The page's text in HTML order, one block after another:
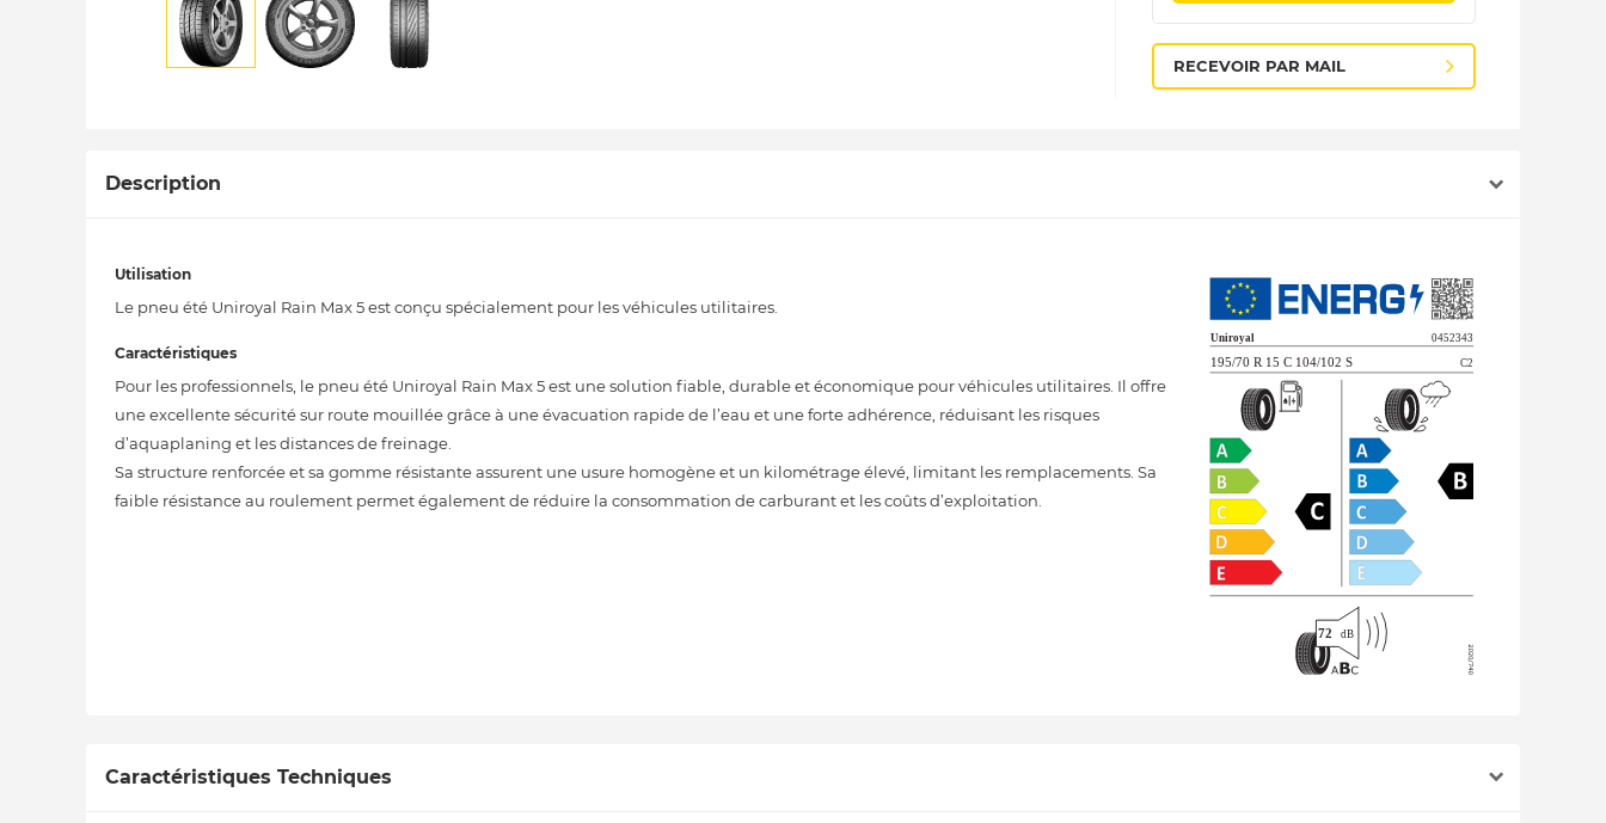
RECEVOIR PAR MAIL
Description
Utilisation
Le pneu été Uniroyal Rain Max 5 est conçu spécialement pour les véhicules utilitaires.
Caractéristiques
Pour les professionnels, le pneu été Uniroyal Rain Max 5 est une solution fiable, durable et économique pour véhicules utilitaires. Il offre
une excellente sécurité sur route mouillée grâce à une évacuation rapide de l’eau et une forte adhérence, réduisant les risques
d’aquaplaning et les distances de freinage.
Sa structure renforcée et sa gomme résistante assurent une usure homogène et un kilométrage élevé, limitant les remplacements. Sa
faible résistance au roulement permet également de réduire la consommation de carburant et les coûts d’exploitation.
Caractéristiques Techniques